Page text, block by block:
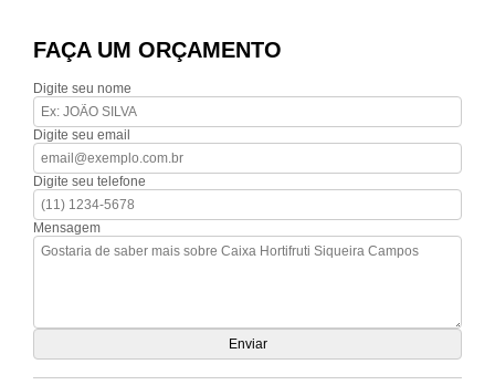
FAÇA UM ORÇAMENTO
Digite seu nome
Digite seu email
Digite seu telefone
Mensagem